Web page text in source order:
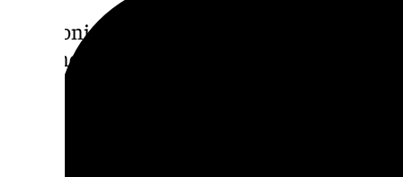
El peronismo llega dividido a los comicios.
Kirchner —cumpliendo arresto